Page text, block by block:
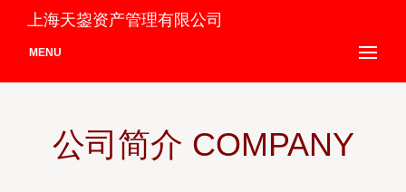
上海天鋆资产管理有限公司
MENU
公司简介 COMPANY